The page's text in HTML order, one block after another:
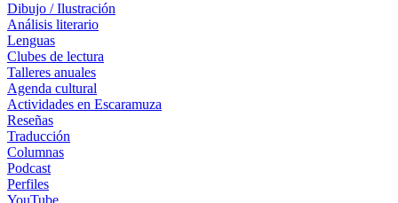
Dibujo / Ilustración
Análisis literario
Lenguas
Clubes de lectura
Talleres anuales
Agenda cultural
Actividades en Escaramuza
Reseñas
Traducción
Columnas
Podcast
Perfiles
YouTube